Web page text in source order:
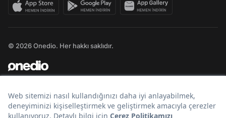
© 2026 Onedio. Her hakkı saklıdır.
Bir markasıdır.